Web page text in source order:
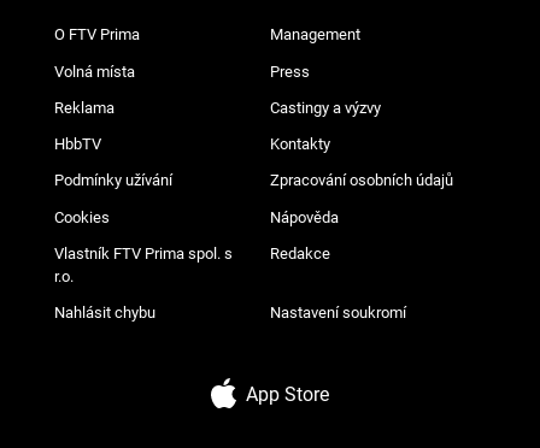
O FTV Prima Management
Volná místa Press
Reklama Castingy a výzvy
HbbTV Kontakty
Podmínky užívání Zpracování osobních údajů
Cookies Nápověda
Vlastník FTV Prima spol. s
r.o.
Redakce
Nahlásit chybu Nastavení soukromí
App Store